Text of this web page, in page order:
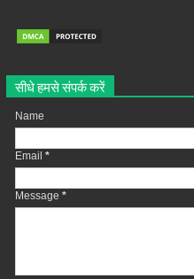
सीधे हमसे संपर्क करें
Name
Email *
Message *